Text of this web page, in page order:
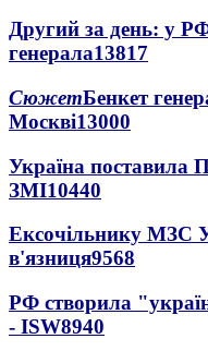
Другий за день: у
генерала13817
СюжетБенкет
Москві13000
Україна поставила
ЗМІ10440
Ексочільнику МЗС
в'язниця9568
РФ створила
- ISW8940